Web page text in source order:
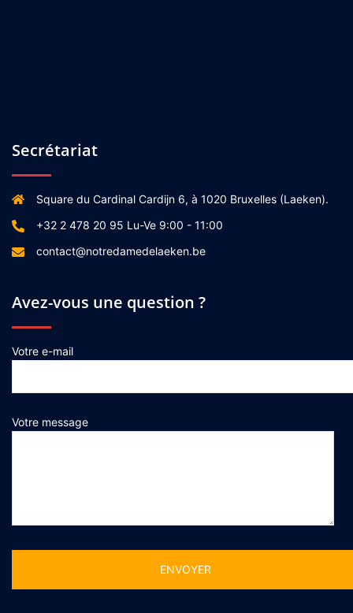
Secrétariat
Square du Cardinal Cardijn 6, à 1020 Bruxelles (Laeken).
+32 2 478 20 95 Lu-Ve 9:00 - 11:00
contact@notredamedelaeken.be
Avez-vous une question ?
Votre e-mail
Votre message